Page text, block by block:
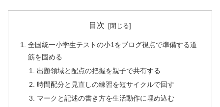
目次
全国統一小学生テストの小1をブログ視点で準備する道
筋を固める
出題領域と配点の把握を親子で共有する
時間配分と見直しの練習を短サイクルで回す
マークと記述の書き方を生活動作に埋め込む